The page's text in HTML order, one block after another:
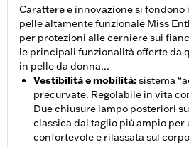
Carattere e innovazione si fondono
pelle altamente funzionale Miss
per protezioni alle cerniere sui
le principali funzionalità offerte da
in pelle da donna...
Vestibilità e mobilità:sistema
precurvate. Regolabile in vita
Due chiusure lampo posteriori
classica dal taglio più ampio per
confortevole e rilassata sul